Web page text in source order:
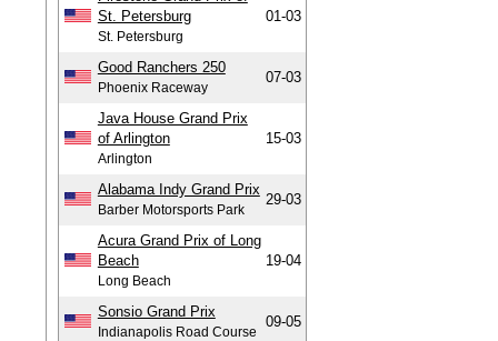
St. Petersburg
St. Petersburg
01-03
Good Ranchers 250
Phoenix Raceway
07-03
Java House Grand Prix
of Arlington
Arlington
15-03
Alabama Indy Grand Prix
Barber Motorsports Park
29-03
Acura Grand Prix of Long
Beach
Long Beach
19-04
Sonsio Grand Prix
Indianapolis Road Course
09-05